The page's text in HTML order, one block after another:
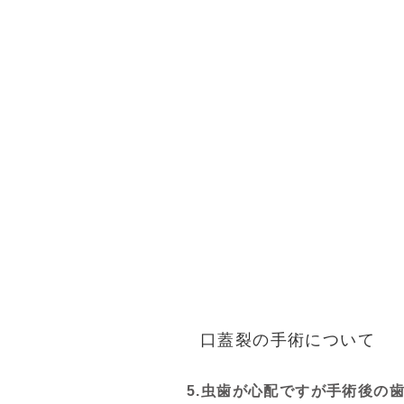
口蓋裂の手術について
5.虫歯が心配ですが手術後の